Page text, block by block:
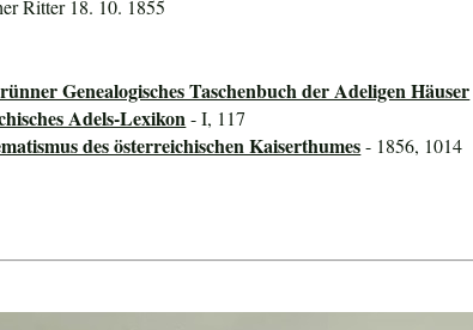
Ritter 18. 10. 1855
Genealogisches Taschenbuch der Adeligen Häuser
Adels-Lexikon- I, 117
des österreichischen Kaiserthumes- 1856, 1014